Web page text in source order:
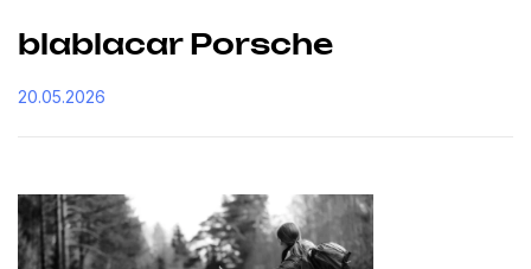
blablacar Porsche
20.05.2026